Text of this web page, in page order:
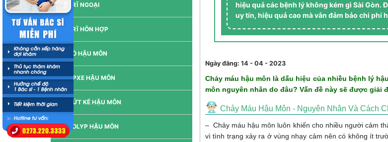
TRĨ NGOẠI
TRĨ HỖN HỢP
RÒ HẬU MÔN
APXE HẬU MÔN
NỨT KẼ HẬU MÔN
POLYP HẬU MÔN
hiệu quả các bệnh lý không kém gì Sài Gòn.
uy tín, hiệu quả cao mà vẫn đảm bảo chi phí
Ngày đăng: 14 - 04 - 2023
Chảy máu hậu môn là dấu hiệu của nhiều bệnh lý
môn nguyên nhân do đâu? Vấn đề này sẽ được giải
Chảy Máu Hậu Môn - Nguyên Nhân Và Cách
– Chảy máu hậu môn luôn khiến cho nhiều người cảm
vì tình trạng xảy ra ở vùng nhạy cảm nên có không ít